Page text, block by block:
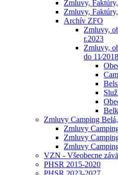
Zmluvy,
Zmluvy,
Archív ZFO
Zmluvy,
r.2023
Zmluvy,
do 11⁄2018
Zmluvy Camping
Zmluvy
Zmluvy
Zmluvy
VZN - Všeobecne
PHSR 2015-2020
PHSR 2023-2027